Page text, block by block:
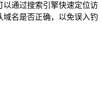
以通过搜索引擎快速定位访
域名是否正确，以免误入钓